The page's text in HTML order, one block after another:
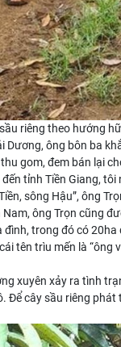
riêng theo hướng
Dương, ông bôn ba
gom, đem bán lại
tỉnh Tiền Giang,
sông Hậu”, ông
ông Trọn cũng
đình, trong đó có
tên trìu mến là “ông
xuyên xảy ra tình
Để cây sầu riêng